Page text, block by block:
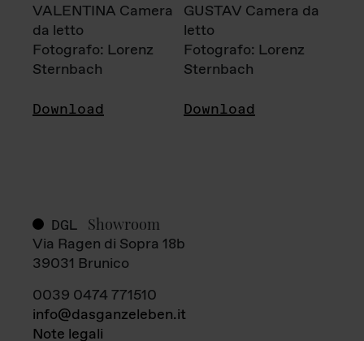
VALENTINA Camera
da letto
Fotografo: Lorenz
Sternbach
Download
GUSTAV Camera da
letto
Fotografo: Lorenz
Sternbach
Download
DGL Showroom
Via Ragen di Sopra 18b
39031 Brunico
0039 0474 771510
info@dasganzeleben.it
Note legali